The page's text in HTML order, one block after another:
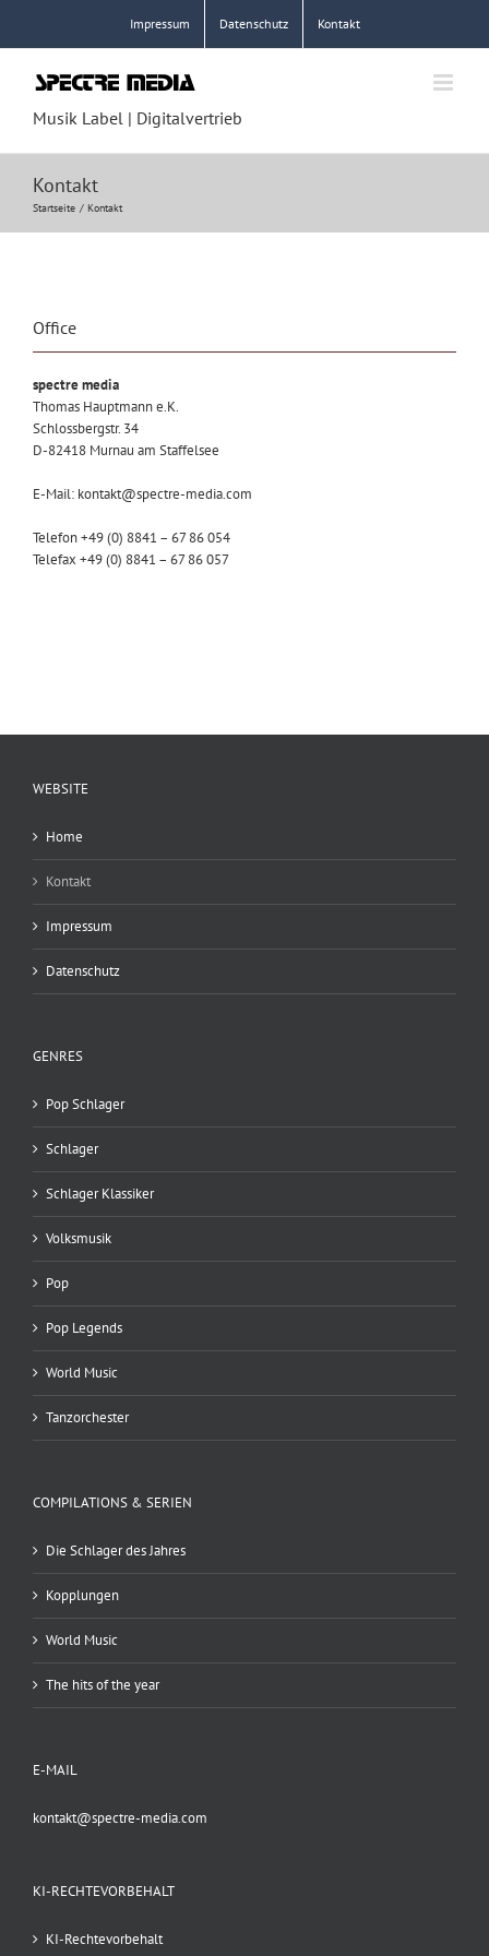
springen
Impressum Datenschutz Kontakt
Musik Label | Digitalvertrieb
Kontakt
Startseite Kontakt
Office
spectre media
Thomas Hauptmann e.K.
Schlossbergstr. 34
D-82418 Murnau am Staffelsee
E-Mail: kontakt@spectre-media.com
Telefon +49 (0) 8841 – 67 86 054
Telefax +49 (0) 8841 – 67 86 057
WEBSITE
Home
Kontakt
Impressum
Datenschutz
GENRES
Pop Schlager
Schlager
Schlager Klassiker
Volksmusik
Pop
Pop Legends
World Music
Tanzorchester
COMPILATIONS & SERIEN
Die Schlager des Jahres
Kopplungen
World Music
The hits of the year
E-MAIL
kontakt@spectre-media.com
KI-RECHTEVORBEHALT
KI-Rechtevorbehalt